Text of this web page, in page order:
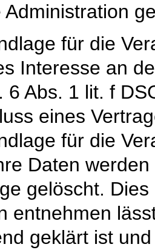
Administration
für die
Interesse an
6 Abs. 1 lit. f
eines
für die
Daten
gelöscht.
entnehmen
geklärt ist